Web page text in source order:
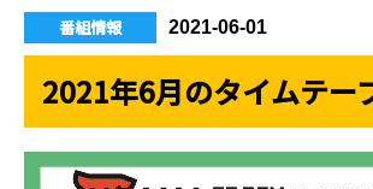
番組情報 2021-06-01
2021年6月のタイムテー